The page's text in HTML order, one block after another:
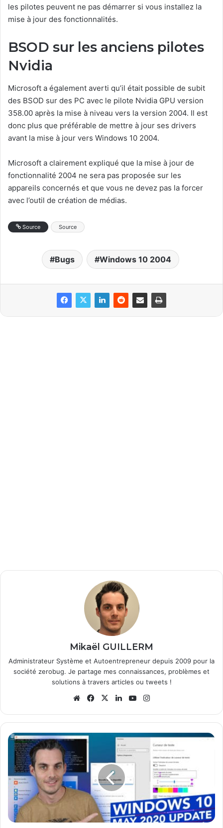
les pilotes peuvent ne pas démarrer si vous installez la
mise à jour des fonctionnalités.
BSOD sur les anciens pilotes
Nvidia
Microsoft a également averti qu’il était possible de subit
des BSOD sur des PC avec le pilote Nvidia GPU version
358.00 après la mise à niveau vers la version 2004. Il est
donc plus que préférable de mettre à jour ses drivers
avant la mise à jour vers Windows 10 2004.
Microsoft a clairement expliqué que la mise à jour de
fonctionnalité 2004 ne sera pas proposée sur les
appareils concernés et que vous ne devez pas la forcer
avec l’outil de création de médias.
Source Source
Bugs Windows 10 2004
Mikaël GUILLERM
Administrateur Système et Autoentrepreneur depuis 2009 pour la
société zerobug. Je partage mes connaissances, problèmes et
solutions à travers articles ou tweets !
WebsiteFacebook
X LinkedinYouTube
Windows
May
2020
Update
version
2004
Toutes